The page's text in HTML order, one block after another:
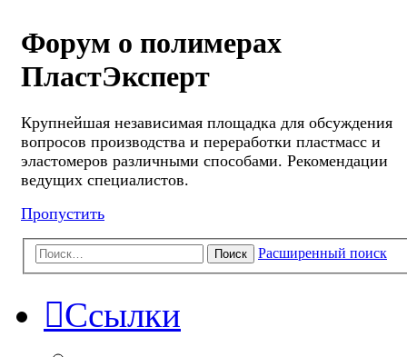
Форум о полимерах
ПластЭксперт
Крупнейшая независимая площадка для обсуждения
вопросов производства и переработки пластмасс и
эластомеров различными способами. Рекомендации
ведущих специалистов.
Пропустить
Поиск Расширенный поиск
Ссылки